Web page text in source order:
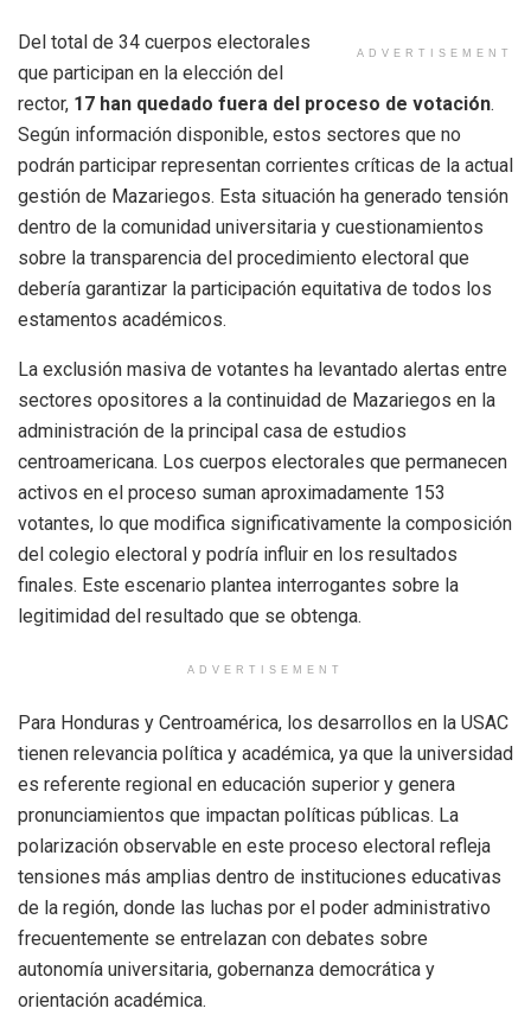
ADVERTISEMENT
Del total de 34 cuerpos electorales
que participan en la elección del
rector, 17 han quedado fuera del proceso de votación.
Según información disponible, estos sectores que no
podrán participar representan corrientes críticas de la actual
gestión de Mazariegos. Esta situación ha generado tensión
dentro de la comunidad universitaria y cuestionamientos
sobre la transparencia del procedimiento electoral que
debería garantizar la participación equitativa de todos los
estamentos académicos.
La exclusión masiva de votantes ha levantado alertas entre
sectores opositores a la continuidad de Mazariegos en la
administración de la principal casa de estudios
centroamericana. Los cuerpos electorales que permanecen
activos en el proceso suman aproximadamente 153
votantes, lo que modifica significativamente la composición
del colegio electoral y podría influir en los resultados
finales. Este escenario plantea interrogantes sobre la
legitimidad del resultado que se obtenga.
ADVERTISEMENT
Para Honduras y Centroamérica, los desarrollos en la USAC
tienen relevancia política y académica, ya que la universidad
es referente regional en educación superior y genera
pronunciamientos que impactan políticas públicas. La
polarización observable en este proceso electoral refleja
tensiones más amplias dentro de instituciones educativas
de la región, donde las luchas por el poder administrativo
frecuentemente se entrelazan con debates sobre
autonomía universitaria, gobernanza democrática y
orientación académica.